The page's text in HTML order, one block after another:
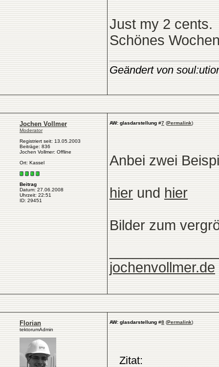
Just my 2 cents.
Schönes
Geändert von
Jochen Vollmer
Moderator
Registriert seit: 13.05.2003
Beiträge: 836
Jochen Vollmer: Offline
Ort: Kassel
Beitrag
Datum: 27.06.2008
Uhrzeit: 22:51
ID: 29451
AW: glasdarstellung #7 (Permalink)
Anbei zwei
hier und hier
Bilder zum
jochenvollmer.de
Florian
tektorumAdmin
AW: glasdarstellung #8 (Permalink)
Zitat: